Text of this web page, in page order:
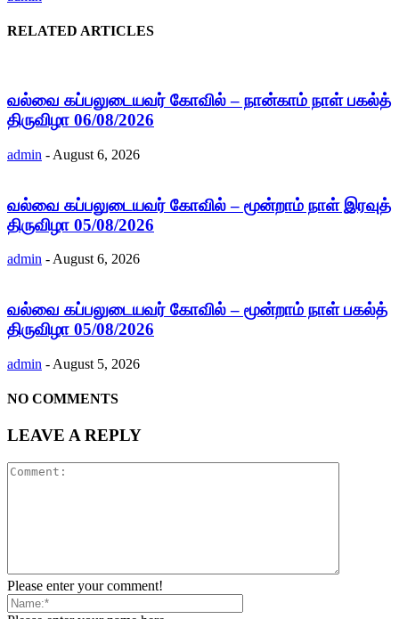
RELATED ARTICLES
வல்வை கப்பலுடையவர் கோவில் – நான்காம் நாள் பகல்த்
திருவிழா 06/08/2026
admin - August 6, 2026
வல்வை கப்பலுடையவர் கோவில் – மூன்றாம் நாள் இரவுத்
திருவிழா 05/08/2026
admin - August 6, 2026
வல்வை கப்பலுடையவர் கோவில் – மூன்றாம் நாள் பகல்த்
திருவிழா 05/08/2026
admin - August 5, 2026
NO COMMENTS
LEAVE A REPLY
Please enter your comment!